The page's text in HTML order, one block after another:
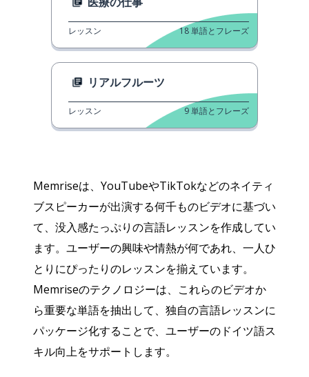
Memriseは、YouTubeやTikTokなどのネイティ
ブスピーカーが出演する何千ものビデオに基づい
て、没入感たっぷりの言語レッスンを作成してい
ます。ユーザーの興味や情熱が何であれ、一人ひ
とりにぴったりのレッスンを揃えています。
Memriseのテクノロジーは、これらのビデオか
ら重要な単語を抽出して、独自の言語レッスンに
パッケージ化することで、ユーザーのドイツ語ス
キル向上をサポートします。
レッスン 18単語とフレーズ
リアルフルーツ
レッスン 9単語とフレーズ